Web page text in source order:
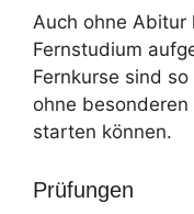
Auch ohne Abitur
Fernstudium
Fernkurse sind
ohne
starten können.
Prüfungen